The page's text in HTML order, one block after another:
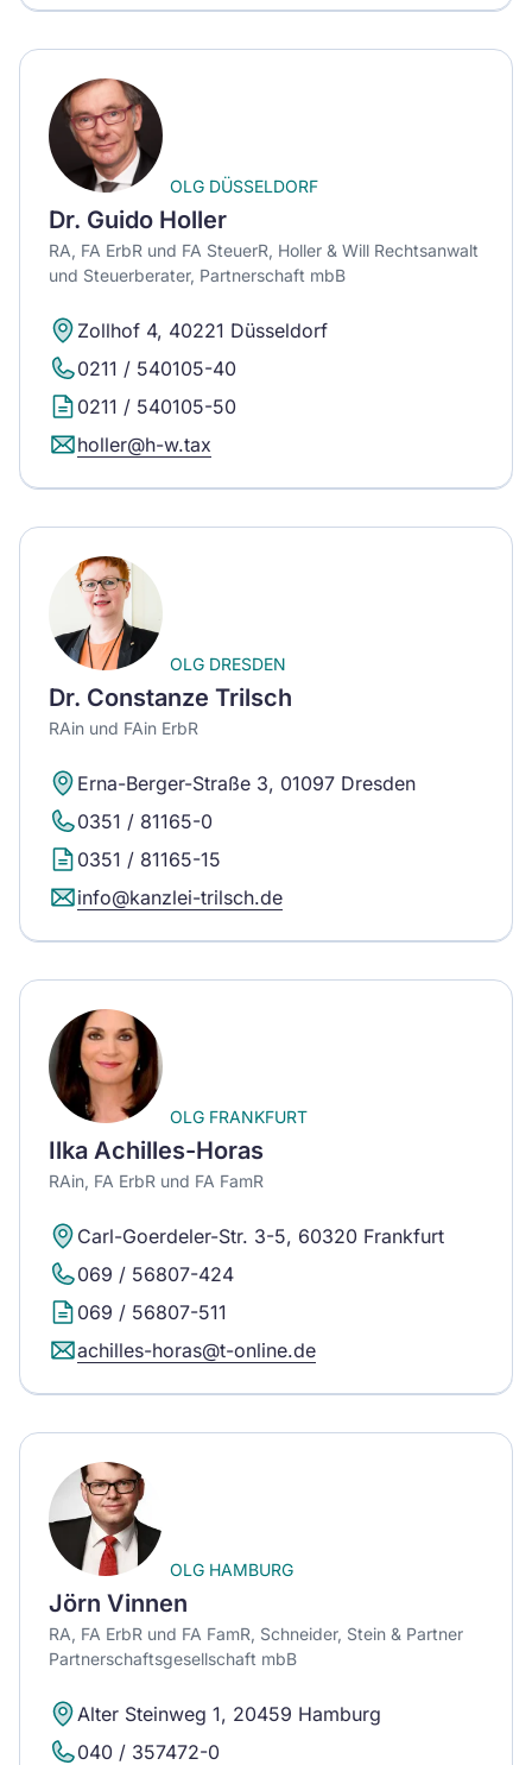
OLG DÜSSELDORF
Dr. Guido Holler
RA, FA ErbR und FA SteuerR, Holler & Will Rechtsanwalt
und Steuerberater, Partnerschaft mbB
Zollhof 4, 40221 Düsseldorf
0211 / 540105-40
0211 / 540105-50
holler@h-w.tax
OLG DRESDEN
Dr. Constanze Trilsch
RAin und FAin ErbR
Erna-Berger-Straße 3, 01097 Dresden
0351 / 81165-0
0351 / 81165-15
info@kanzlei-trilsch.de
OLG FRANKFURT
Ilka Achilles-Horas
RAin, FA ErbR und FA FamR
Carl-Goerdeler-Str. 3-5, 60320 Frankfurt
069 / 56807-424
069 / 56807-511
achilles-horas@t-online.de
OLG HAMBURG
Jörn Vinnen
RA, FA ErbR und FA FamR, Schneider, Stein & Partner
Partnerschaftsgesellschaft mbB
Alter Steinweg 1, 20459 Hamburg
040 / 357472-0